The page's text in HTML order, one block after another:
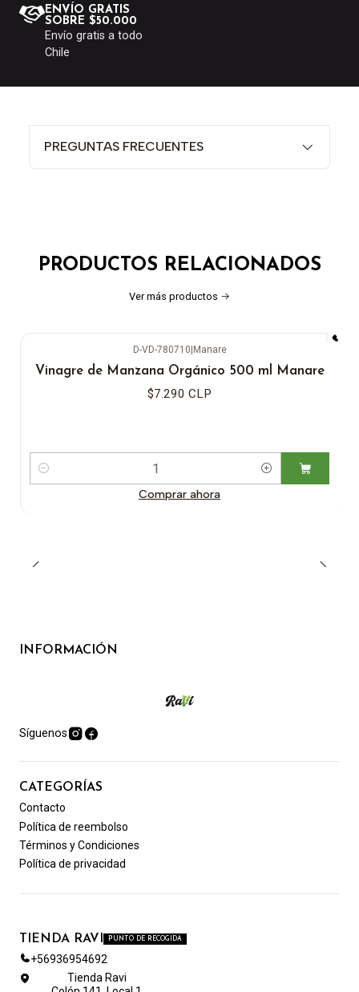
ENVÍO GRATIS
SOBRE $50.000
Envío gratis a todo
Chile
PREGUNTAS FRECUENTES
PRODUCTOS RELACIONADOS
Ver más productos
D-VD-780710|Manare
Vinagre de Manzana Orgánico 500 ml Manare
$7.290 CLP
Cantidad
Comprar ahora
INFORMACIÓN
Síguenos
CATEGORÍAS
Contacto
Política de reembolso
Términos y Condiciones
Política de privacidad
TIENDA RAVI PUNTO DE RECOGIDA
+56936954692
Tienda Ravi